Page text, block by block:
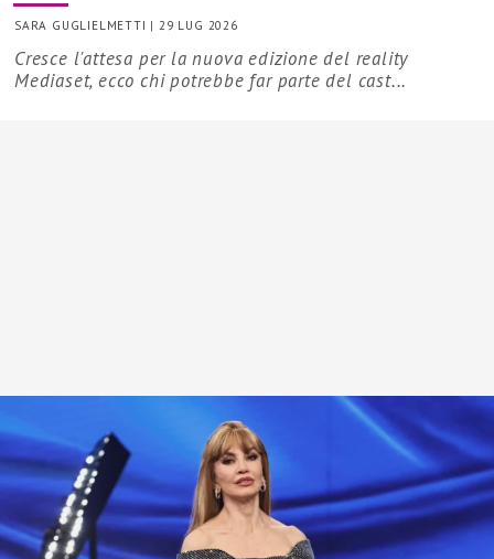
SARA GUGLIELMETTI | 29 LUG 2026
Cresce l'attesa per la nuova edizione del reality
Mediaset, ecco chi potrebbe far parte del cast...